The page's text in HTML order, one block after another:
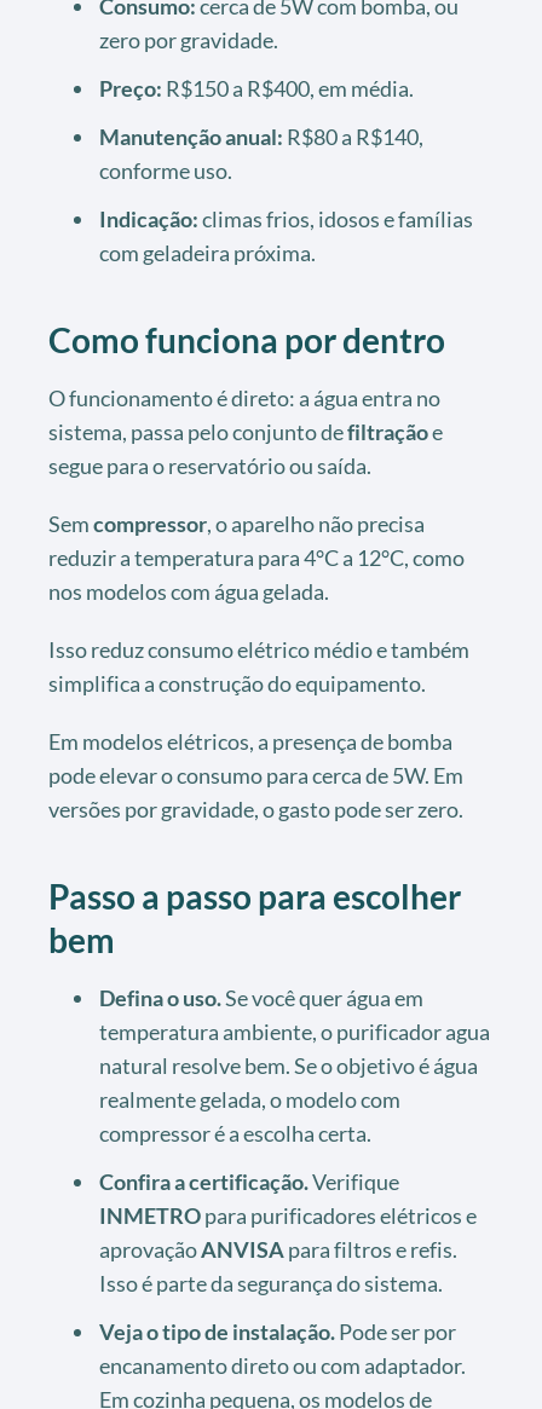
Consumo:cerca de 5W com bomba, ou
zero por gravidade.
Preço: R$150 a R$400, em média.
Manutenção anual: R$80 a R$140,
conforme uso.
Indicação:climas frios, idosos e famílias
com geladeira próxima.
Como funciona por dentro
O funcionamento é direto: a água entra no
sistema, passa pelo conjunto defiltraçãoe
segue para o reservatório ou saída.
Semcompressor, o aparelho não precisa
reduzir a temperatura para 4°C a 12°C, como
nos modelos com água gelada.
Isso reduz consumo elétrico médio e também
simplifica a construção do equipamento.
Em modelos elétricos, a presença de bomba
pode elevar o consumo para cerca de 5W. Em
versões por gravidade, o gasto pode ser zero.
Passo a passo para escolher
bem
Defina o uso.Se você quer água em
temperatura ambiente, o purificador agua
natural resolve bem. Se o objetivo é água
realmente gelada, o modelo com
compressor é a escolha certa.
Confira a certificação.Verifique
INMETROpara purificadores elétricos e
aprovaçãoANVISApara filtros e refis.
Isso é parte da segurança do sistema.
Veja o tipo de instalação.Pode ser por
encanamento direto ou com adaptador.
Em cozinha pequena, os modelos de